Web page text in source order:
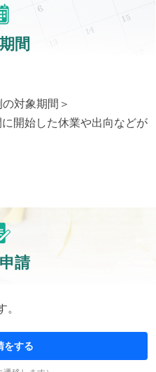
間
対象期間＞
開始した休業や出向などが
請
。
をする